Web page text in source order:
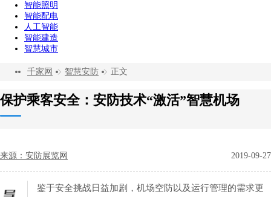
智能照明
智能配电
人工智能
智能建造
智慧城市
千家网 智慧安防 正文
保护乘客安全：安防技术“激活”智慧机场
来源：安防展览网 2019-09-27
鉴于安全挑战日益加剧，机场空防以及运行管理的需求更